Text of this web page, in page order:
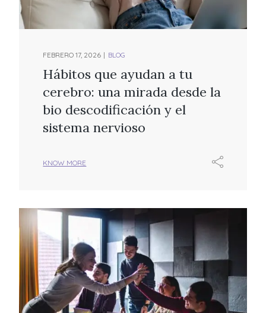
FEBRERO 17, 2026 BLOG
Hábitos que ayudan a tu
cerebro: una mirada desde la
bio descodificación y el
sistema nervioso
KNOW MORE